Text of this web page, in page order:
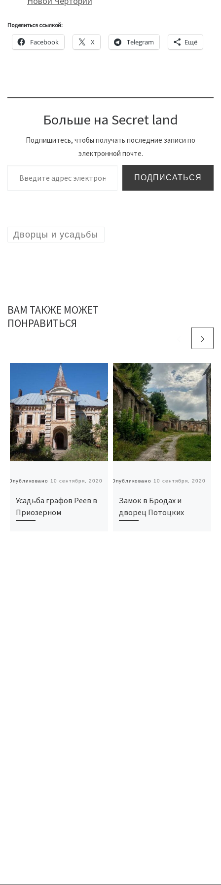
Поделиться ссылкой:
Facebook X Telegram Ещё
Больше на Secret land
Подпишитесь, чтобы получать последние записи по
электронной почте.
Введите адрес электронной почты…
ПОДПИСАТЬСЯ
Дворцы и усадьбы
ВАМ ТАКЖЕ МОЖЕТ
ПОНРАВИТЬСЯ
Опубликовано 10 сентября, 2020
Усадьба графов Реев в
Приозерном
Опубликовано 10 сентября, 2020
Замок в Бродах и
дворец Потоцких